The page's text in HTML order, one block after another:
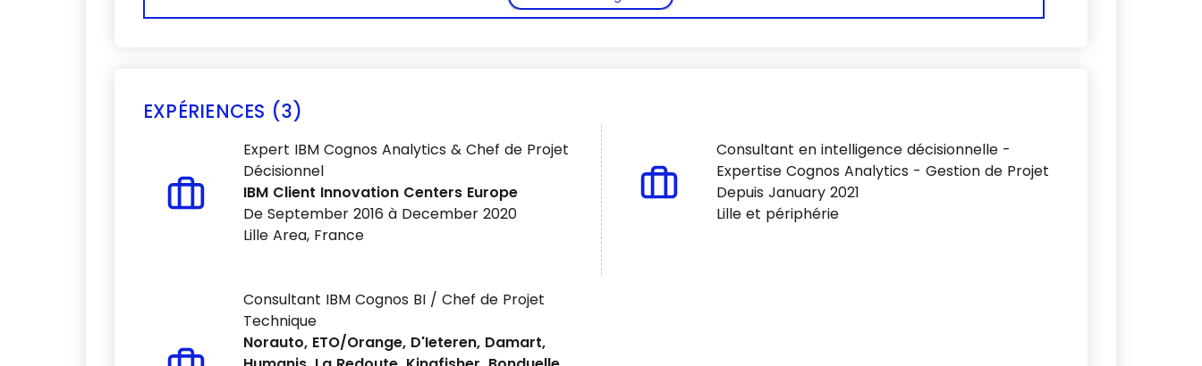
Voir plus
EXPÉRIENCES (3)
Expert IBM Cognos Analytics & Chef de Projet
Décisionnel
IBM Client Innovation Centers Europe
De September 2016 à December 2020
Lille Area, France
Consultant en intelligence décisionnelle -
Expertise Cognos Analytics - Gestion de Projet
Depuis January 2021
Lille et périphérie
Consultant IBM Cognos BI / Chef de Projet
Technique
Norauto, ETO/Orange, D'Ieteren, Damart,